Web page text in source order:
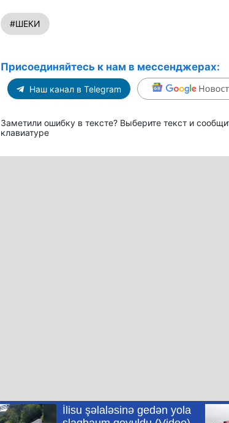
#ШЕКИ
Присоединяйтесь к нам в мессенджерах:
Наш канал в Telegram
Заметили ошибку в тексте? Выберите текст и
клавиатуре